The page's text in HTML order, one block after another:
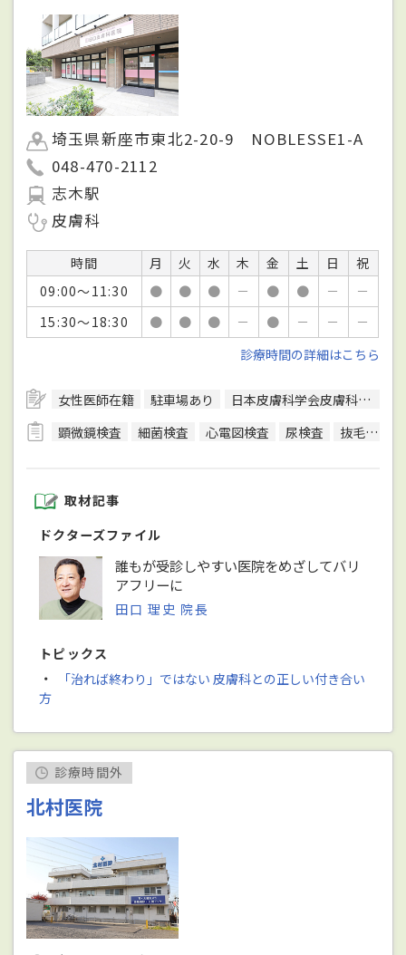
埼玉県新座市東北2-20-9 NOBLESSE1-A
048-470-2112
志木駅
皮膚科
時間 月 火 水 木 金 土 日
祝
09:00～11:30
● ● ● － ● ● －
－
15:30～18:30
● ● ● － ● － －
－
診療時間の詳細はこちら
女性医師在籍 駐車場あり
日本皮膚科学会皮膚科専門医
顕微鏡検査
細菌検査 心電図検査 尿検査 抜毛テスト
取材記事
ドクターズファイル
誰もが受診しやすい医院をめざしてバリ
アフリーに
田口 理史 院長
トピックス
・
「治れば終わり」ではない 皮膚科との正しい付き合い
方
診療時間外
北村医院